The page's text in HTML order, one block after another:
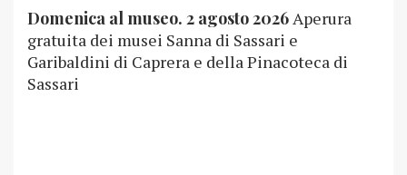
Domenica al museo. 2 agosto 2026Aperura
gratuita dei musei Sanna di Sassari e
Garibaldini di Caprera e della Pinacoteca di
Sassari